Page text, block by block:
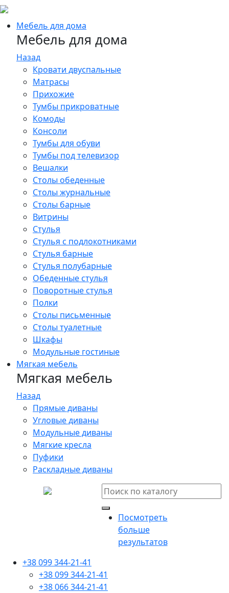
Мебель для дома
Мебель для дома
Назад
Кровати двуспальные
Матрасы
Прихожие
Тумбы прикроватные
Комоды
Консоли
Тумбы для обуви
Тумбы под телевизор
Вешалки
Столы обеденные
Столы журнальные
Столы барные
Витрины
Стулья
Стулья с подлокотниками
Стулья барные
Стулья полубарные
Обеденные стулья
Поворотные стулья
Полки
Столы письменные
Столы туалетные
Шкафы
Модульные гостиные
Мягкая мебель
Мягкая мебель
Назад
Прямые диваны
Угловые диваны
Модульные диваны
Мягкие кресла
Пуфики
Раскладные диваны
Посмотреть
больше
результатов
+38 099 344-21-41
+38 099 344-21-41
+38 066 344-21-41